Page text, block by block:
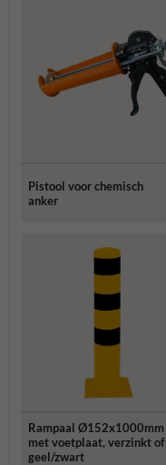
Pistool voor chemisch
anker
Rampaal Ø152x1000mm
met voetplaat, verzinkt of
geel/zwart